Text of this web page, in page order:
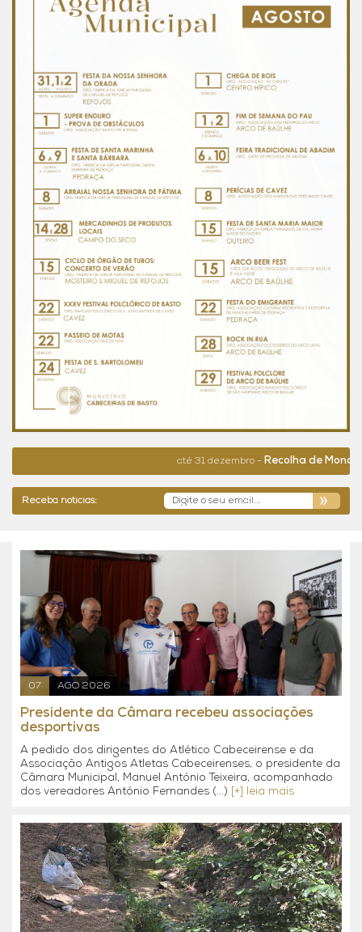
até 31 dezembro -Recolha de Monos e
Receba notícias:
07 AGO 2026
Presidente da Câmara recebeu associações
desportivas
A pedido dos dirigentes do Atlético Cabeceirense e da
Associação Antigos Atletas Cabeceirenses, o presidente da
Câmara Municipal, Manuel António Teixeira, acompanhado
dos vereadores António Fernandes (...)
[+] leia mais